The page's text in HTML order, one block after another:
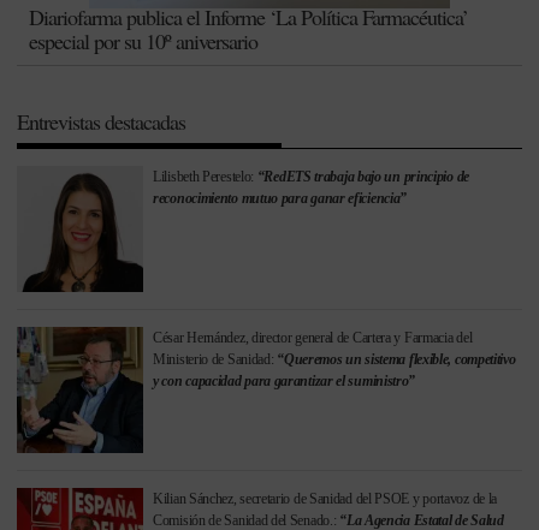
Diariofarma publica el Informe ‘La Política Farmacéutica’
especial por su 10º aniversario
Entrevistas destacadas
Lilisbeth Perestelo: “RedETS trabaja bajo un principio de
reconocimiento mutuo para ganar eficiencia”
César Hernández, director general de Cartera y Farmacia del
Ministerio de Sanidad: “Queremos un sistema flexible, competitivo
y con capacidad para garantizar el suministro”
Kilian Sánchez, secretario de Sanidad del PSOE y portavoz de la
Comisión de Sanidad del Senado.: “La Agencia Estatal de Salud